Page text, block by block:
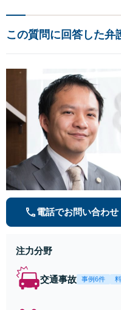
この質問に回答した弁
電話でお問い合わせ
注力分野
交通事故 事例6件